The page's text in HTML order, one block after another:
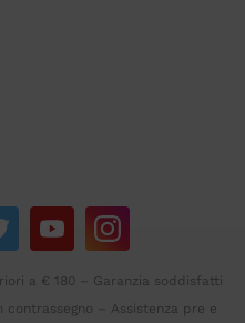
a € 180 – Garanzia soddisfatti
– Assistenza pre e